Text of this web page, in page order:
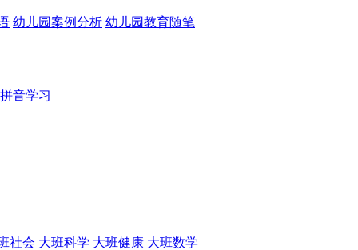
幼儿园案例分析 幼儿园教育随笔
拼音学习
社会 大班科学 大班健康 大班数学